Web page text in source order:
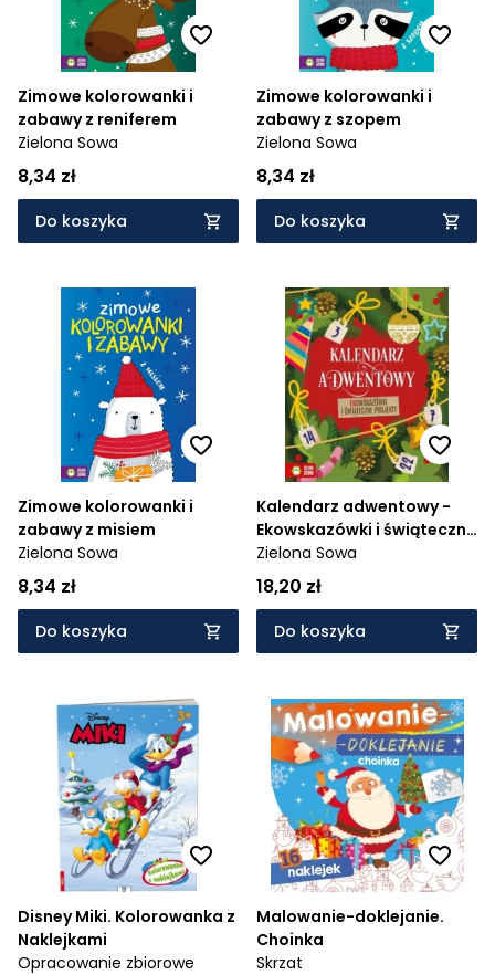
Zimowe kolorowanki i
zabawy z reniferem
Zielona Sowa
8,34 zł
Do koszyka
Zimowe kolorowanki i
zabawy z szopem
Zielona Sowa
8,34 zł
Do koszyka
Zimowe kolorowanki i
zabawy z misiem
Zielona Sowa
8,34 zł
Do koszyka
Kalendarz adwentowy -
Ekowskazówki i świąteczne
projekty
Zielona Sowa
18,20 zł
Do koszyka
Disney Miki. Kolorowanka z
Naklejkami
Opracowanie zbiorowe
Malowanie-doklejanie.
Choinka
Skrzat